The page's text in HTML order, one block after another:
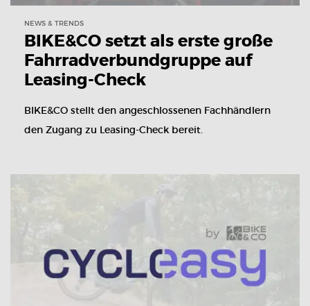
NEWS & TRENDS
BIKE&CO setzt als erste große
Fahrradverbundgruppe auf
Leasing-Check
BIKE&CO stellt den angeschlossenen Fachhändlern
den Zugang zu Leasing-Check bereit.